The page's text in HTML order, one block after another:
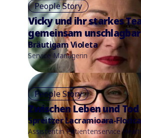
People Story
Vicky und ihr starkes
gemeinsam unschlagbar
Bräutigam Violeta
Service Managerin
People Story
Zwischen Leben und Tod
Spreitzer Lacramioara-Florica
Assistentin Patientenservice